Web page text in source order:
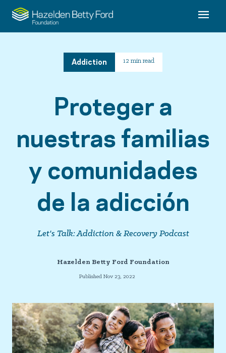
Addiction 12 min read
Proteger a
nuestras familias
y comunidades
de la adicción
Let's Talk: Addiction & Recovery Podcast
Hazelden Betty Ford Foundation
Published Nov 23, 2022